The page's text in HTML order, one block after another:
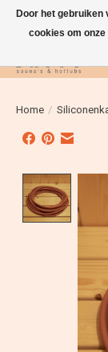
Home /
Door het gebruiken
cookies om